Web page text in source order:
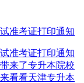
准考证打印通知
准考证打印通知
来了专升本院校
看看天津专升本